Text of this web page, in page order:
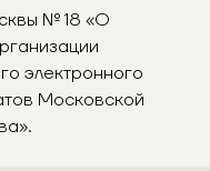
№ 18 «О
электронного
Московской